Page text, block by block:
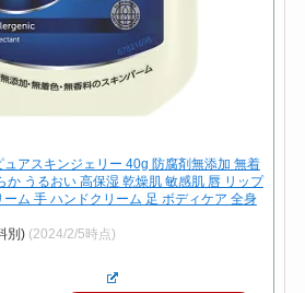
アスキンジェリー 40g 防腐剤無添加 無着
か うるおい 高保湿 乾燥肌 敏感肌 唇 リップ
ム 手 ハンドクリーム 足 ボディケア 全身
別) (2024/2/5時点)